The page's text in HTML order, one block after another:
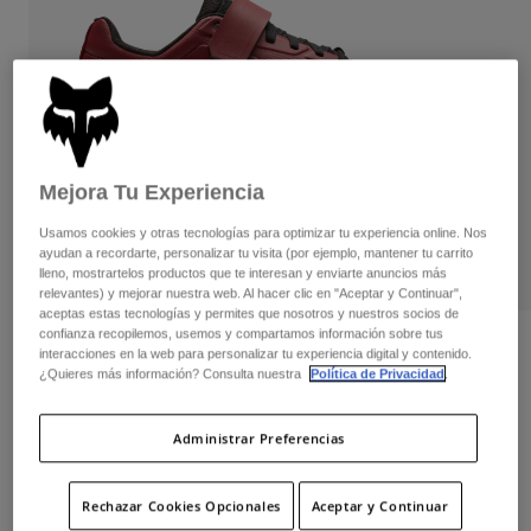
Pantalones largos
Pantalones cortos
Guantes
Protecciones
Gafas de protección
Recambios
Pantalones
Guantes
Chaquetas
Protecciones
Gafas de protección
Calcetines
Mochilas y accesorios
Recambios
Camisas
Ver todo
Mujer
Camisetas y tops
Sudaderas
Chaquetas
Pantalones
Camisas
Protecciones
Gafas de Protección
Calcetines
Ver todo
Moto
Cascos
Camisetas
Pantalones
Guantes
Gafas de Protección
Opiniones
30127
Price reduced from
169,99 €to101,99 € 40% OFF
Mejora Tu Experiencia
Usamos cookies y otras tecnologías para optimizar tu experiencia online. Nos
ayudan a recordarte, personalizar tu visita (por ejemplo, mantener tu carrito
lleno, mostrartelos productos que te interesan y enviarte anuncios más
relevantes) y mejorar nuestra web. Al hacer clic en "Aceptar y Continuar",
aceptas estas tecnologías y permites que nosotros y nuestros socios de
confianza recopilemos, usemos y compartamos información sobre tus
interacciones en la web para personalizar tu experiencia digital y contenido.
¿Quieres más información? Consulta nuestra
Política de Privacidad
Administrar Preferencias
Rechazar Cookies Opcionales Aceptar y Continuar